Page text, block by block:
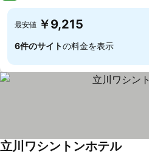
最安値 ￥9,215
6件のサイトの料金を表示
立川ワシントンホテル